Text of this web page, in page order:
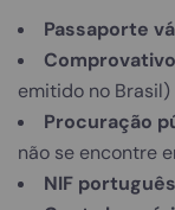
Passaporte
emitido no Brasil)
Procuração
não se encontre
NIF português